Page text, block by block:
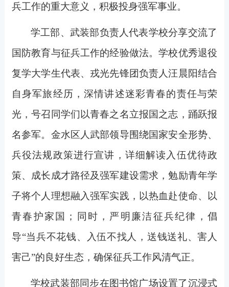
兵工作的重大意义，积极投身强军事业。
学工部、武装部负责人代表学校分享交流了
国防教育与征兵工作的经验做法。学校优秀退役
复学大学生代表、戎光先锋团负责人汪晨阳结合
自身军旅经历，深情讲述迷彩青春的责任与荣
光，号召同学们以青春之名立报国之志，踊跃报
名参军。金水区人武部领导围绕国家安全形势、
兵役法规政策进行宣讲，详细解读入伍优待政
策、成长成才路径及强军建设需求，勉励青年学
子将个人理想融入强军实践，以热血赴使命、以
青春护家国；同时，严明廉洁征兵纪律，倡
导“当兵不花钱、入伍不找人，送钱送礼、害人
害己”的良好生态，确保征兵工作风清气正。
学校武装部同步在图书馆广场设置了沉浸式